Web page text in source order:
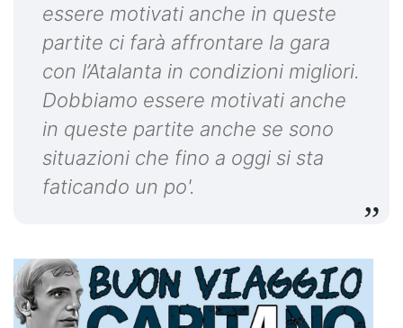
essere motivati anche in queste
partite ci farà affrontare la gara
con l’Atalanta in condizioni migliori.
Dobbiamo essere motivati anche
in queste partite anche se sono
situazioni che fino a oggi si sta
faticando un po'.